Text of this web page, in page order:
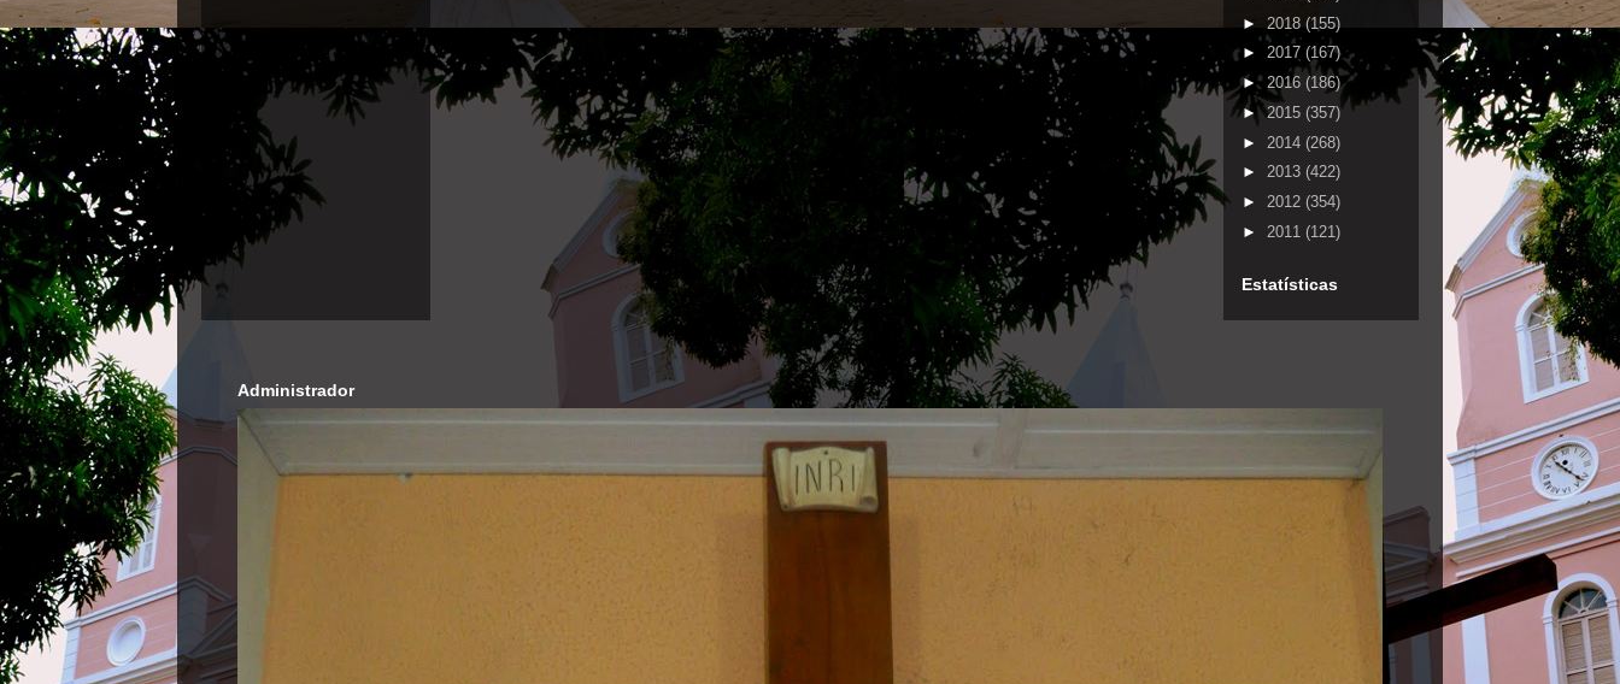
► 2018 (155)
► 2017 (167)
► 2016 (186)
►2015 (357)
► 2014 (268)
► 2013 (422)
► 2012 (354)
► 2011 (121)
Estatísticas
Administrador